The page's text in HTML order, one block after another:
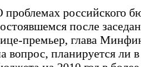
проблемах российского
после
премьер, глава
вопрос, планируется ли